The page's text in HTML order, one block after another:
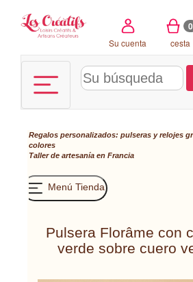
Su cuenta
0
cesta
Regalos personalizados: pulseras y relojes
colores
Taller de artesanía en Francia
Menú Tienda
Pulsera Florâme con
verde sobre cuero